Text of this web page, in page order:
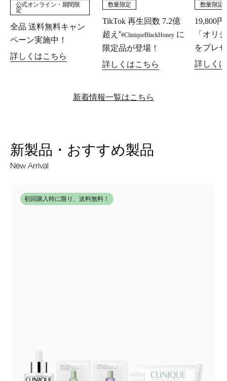
公式オンライン・期間限
定
全品 送料無料キャン
ペーン実施中！
詳しくはこちら
数量限定
TikTok 再生回数 7.2億
超え *#CliniqueBlackHoney に
限定品が登場！
詳しくはこちら
数量限定
19,800
「オリ
をプレ
詳しく
新着情報一覧はこちら
新製品・おすすめ製品
New Arrival
初回購入時に限り、送料無料！